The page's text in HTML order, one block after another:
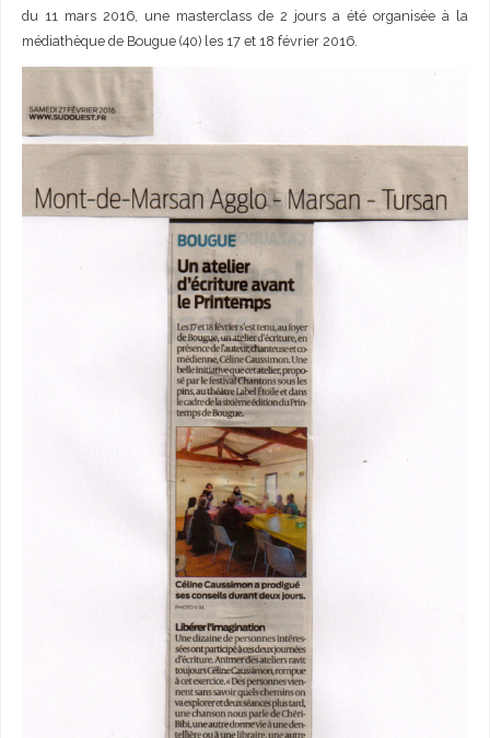
du 11 mars 2016, une masterclass de 2 jours a été organisée à la
médiathèque de Bougue (40) les 17 et 18 février 2016.